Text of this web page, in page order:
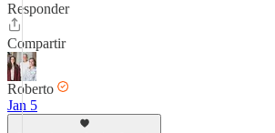
Responder
Compartir
Roberto
Jan 5